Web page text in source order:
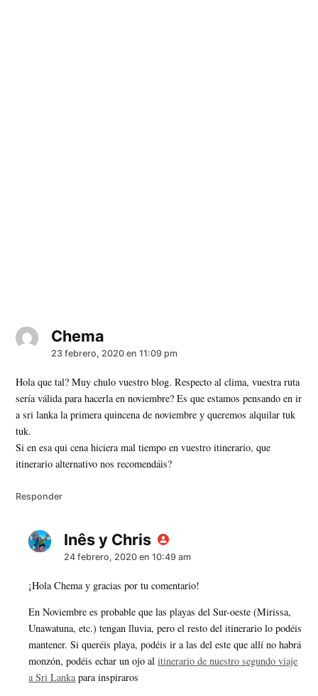
Chemadice:
23 febrero, 2020 en 11:09 pm
Hola que tal? Muy chulo vuestro blog. Respecto al clima, vuestra ruta
sería válida para hacerla en noviembre? Es que estamos pensando en ir
a sri lanka la primera quincena de noviembre y queremos alquilar tuk
tuk.
Si en esa qui cena hiciera mal tiempo en vuestro itinerario, que
itinerario alternativo nos recomendáis?
Responder
Inês y Chris dice:
24 febrero, 2020 en 10:49 am
¡Hola Chema y gracias por tu comentario!
En Noviembre es probable que las playas del Sur-oeste (Mirissa,
Unawatuna, etc.) tengan lluvia, pero el resto del itinerario lo podéis
mantener. Si queréis playa, podéis ir a las del este que allí no habrá
monzón, podéis echar un ojo alitinerario de nuestro segundo viaje
a Sri Lankapara inspiraros